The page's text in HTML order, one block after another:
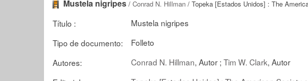
Mustela nigripes / Conrad N. Hillman / Topeka [Estados Unidos] : The
Título :
Mustela nigripes
Tipo de documento:
Folleto
Autores:
Conrad N. Hillman, Autor ; Tim W. Clark, Autor